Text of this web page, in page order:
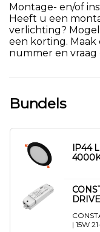
Montage- en/of
Heeft u een
verlichting?
een korting. Maak
nummer en
Bundels
IP44
| 15W